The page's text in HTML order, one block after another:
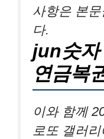
사항은 본
다.
jun숫자
연금복
이와 함께
로또 갤러